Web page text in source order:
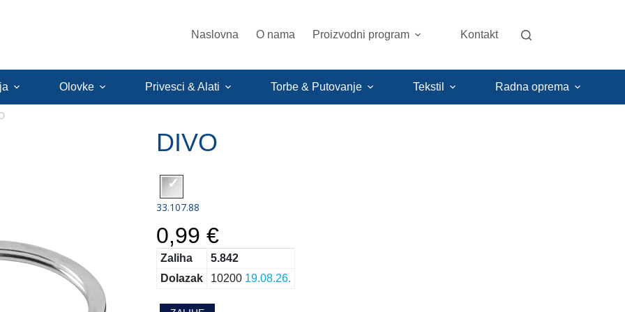
Naslovna O nama Proizvodni program Kontakt
Olovke Privesci & Alati Torbe & Putovanje Tekstil Radna oprema
DIVO
33.107.88
0,99 €
Zaliha
5.842
Dolazak
10200 19.08.26.